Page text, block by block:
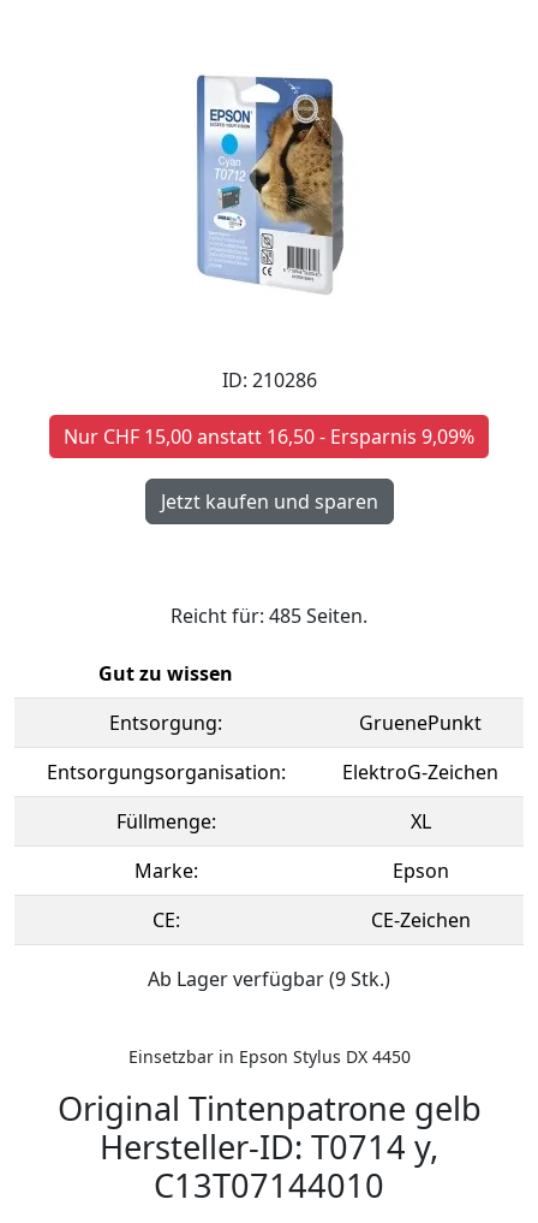
ID: 210286
Nur CHF 15,00 anstatt 16,50 - Ersparnis 9,09%
Reicht für: 485 Seiten.
Gut zu wissen
Entsorgung:
GruenePunkt
Entsorgungsorganisation:
ElektroG-Zeichen
Füllmenge:
XL
Marke:
Epson
CE:
CE-Zeichen
Ab Lager verfügbar (9 Stk.)
Einsetzbar in Epson Stylus DX 4450
Original Tintenpatrone gelb
Hersteller-ID: T0714 y,
C13T07144010